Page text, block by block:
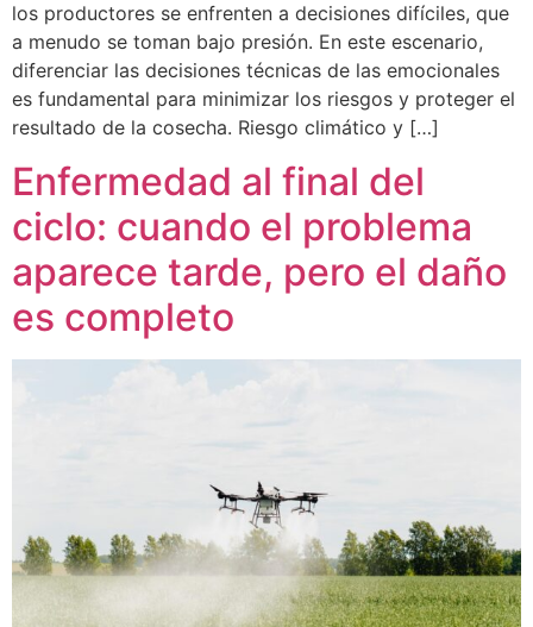
los productores se enfrenten a decisiones difíciles, que
a menudo se toman bajo presión. En este escenario,
diferenciar las decisiones técnicas de las emocionales
es fundamental para minimizar los riesgos y proteger el
resultado de la cosecha. Riesgo climático y […]
Enfermedad al final del
ciclo: cuando el problema
aparece tarde, pero el daño
es completo